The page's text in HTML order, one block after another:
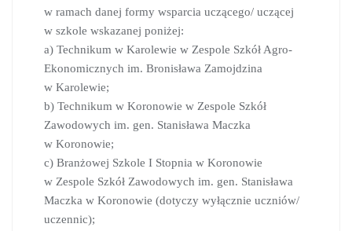
w ramach danej formy wsparcia uczącego/ uczącej
w szkole wskazanej poniżej:
a) Technikum w Karolewie w Zespole Szkół Agro-
Ekonomicznych im. Bronisława Zamojdzina
w Karolewie;
b) Technikum w Koronowie w Zespole Szkół
Zawodowych im. gen. Stanisława Maczka
w Koronowie;
c) Branżowej Szkole I Stopnia w Koronowie
w Zespole Szkół Zawodowych im. gen. Stanisława
Maczka w Koronowie (dotyczy wyłącznie uczniów/
uczennic);